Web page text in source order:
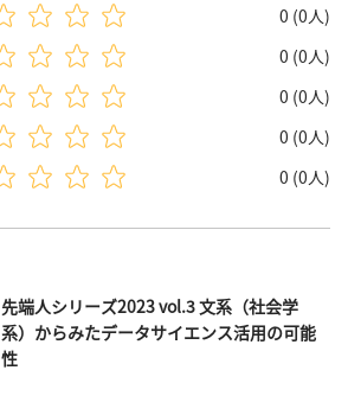
0 (0人)
0 (0人)
0 (0人)
0 (0人)
0 (0人)
先端人シリーズ2023 vol.3 文系（社会学
系）からみたデータサイエンス活用の可能
性